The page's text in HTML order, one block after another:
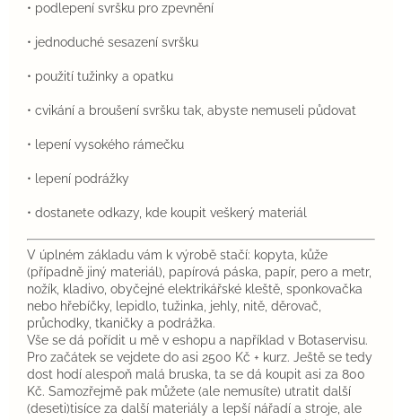
• podlepení svršku pro zpevnění
• jednoduché sesazení svršku
• použití tužinky a opatku
• cvikání a broušení svršku tak, abyste nemuseli půdovat
• lepení vysokého rámečku
• lepení podrážky
• dostanete odkazy, kde koupit veškerý materiál
V úplném základu vám k výrobě stačí: kopyta, kůže
(případně jiný materiál), papírová páska, papír, pero a metr,
nožík, kladivo, obyčejné elektrikářské kleště, sponkovačka
nebo hřebíčky, lepidlo, tužinka, jehly, nitě, děrovač,
průchodky, tkaničky a podrážka.
Vše se dá pořídit u mě v eshopu a například v Botaservisu.
Pro začátek se vejdete do asi 2500 Kč + kurz. Ještě se tedy
dost hodí alespoň malá bruska, ta se dá koupit asi za 800
Kč. Samozřejmě pak můžete (ale nemusíte) utratit další
(deseti)tisíce za další materiály a lepší nářadí a stroje, ale